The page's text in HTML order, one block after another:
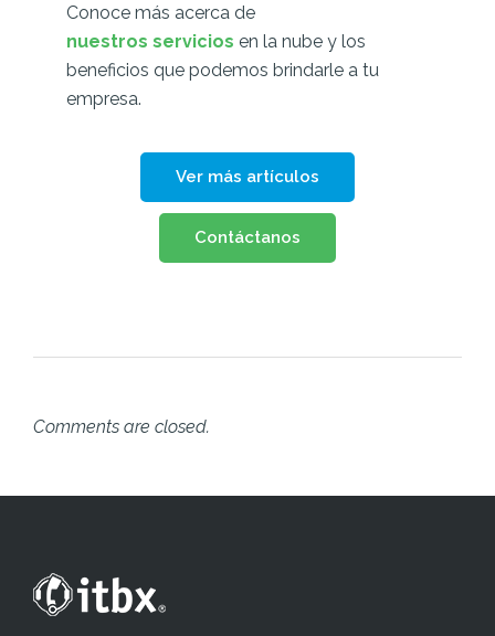
Conoce más acerca de
nuestros servicios en la nube y los
beneficios que podemos brindarle a tu
empresa.
Ver más artículos
Contáctanos
Comments are closed.